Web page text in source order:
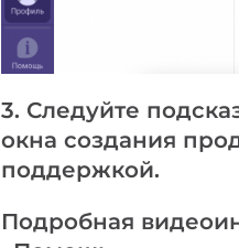
3. Следуйте
окна создания
поддержкой.
Подробная